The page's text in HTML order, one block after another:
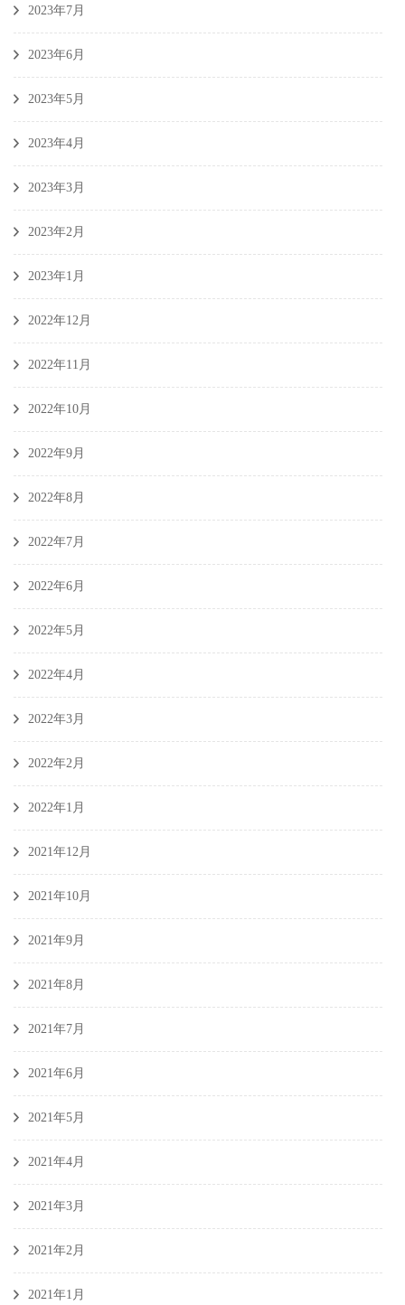
2023年7月
2023年6月
2023年5月
2023年4月
2023年3月
2023年2月
2023年1月
2022年12月
2022年11月
2022年10月
2022年9月
2022年8月
2022年7月
2022年6月
2022年5月
2022年4月
2022年3月
2022年2月
2022年1月
2021年12月
2021年10月
2021年9月
2021年8月
2021年7月
2021年6月
2021年5月
2021年4月
2021年3月
2021年2月
2021年1月